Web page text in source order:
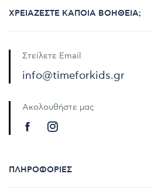
ΧΡΕΙΆΖΕΣΤΕ ΚΆΠΟΙΑ ΒΟΉΘΕΙΑ;
Στείλετε Email
info@timeforkids.gr
Ακολουθήστε μας
ΠΛΗΡΟΦΟΡΊΕΣ